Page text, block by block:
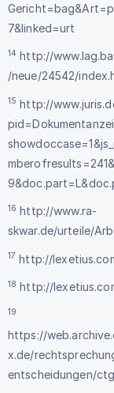
7&linked=urt
14 http://
/neue/24542/
15 http://
16 http://www.ra-
skwar.de/urteile/
17 http://
18 http://
19
https://
x.de/
entscheidungen/